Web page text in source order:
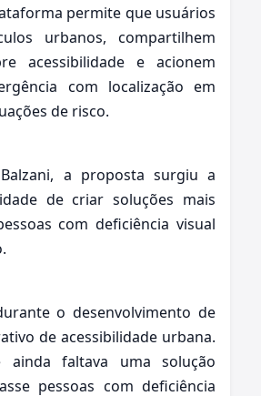
permite que usuários
urbanos, compartilhem
acessibilidade e acionem
com localização em
de risco.
a proposta surgiu a
de criar soluções mais
com deficiência visual
o desenvolvimento de
de acessibilidade urbana.
ainda faltava uma solução
pessoas com deficiência